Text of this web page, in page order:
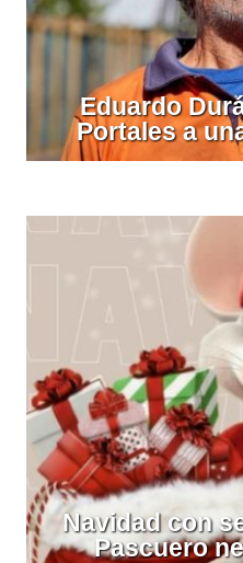
Eduardo
Portales a
Navidad con
Pascuero